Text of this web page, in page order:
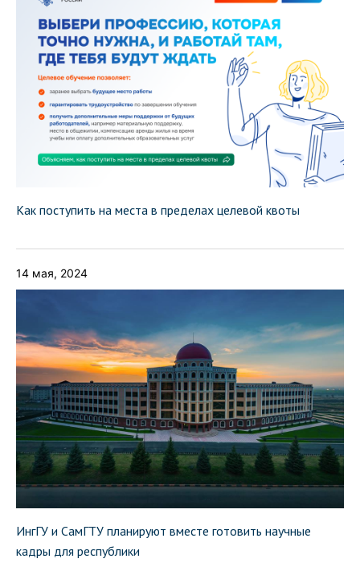
Как поступить на места в пределах целевой квоты
14 мая, 2024
ИнгГУ и СамГТУ планируют вместе готовить научные
кадры для республики